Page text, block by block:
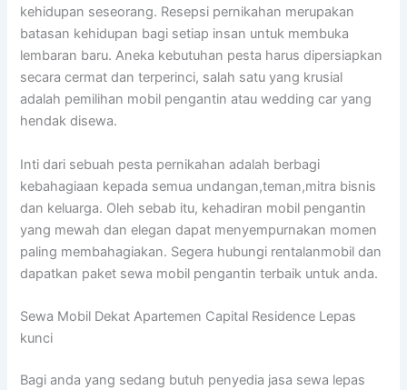
kehidupan seseorang. Resepsi pernikahan merupakan
batasan kehidupan bagi setiap insan untuk membuka
lembaran baru. Aneka kebutuhan pesta harus dipersiapkan
secara cermat dan terperinci, salah satu yang krusial
adalah pemilihan mobil pengantin atau wedding car yang
hendak disewa.
Inti dari sebuah pesta pernikahan adalah berbagi
kebahagiaan kepada semua undangan,teman,mitra bisnis
dan keluarga. Oleh sebab itu, kehadiran mobil pengantin
yang mewah dan elegan dapat menyempurnakan momen
paling membahagiakan. Segera hubungi rentalanmobil dan
dapatkan paket sewa mobil pengantin terbaik untuk anda.
Sewa Mobil Dekat Apartemen Capital Residence Lepas
kunci
Bagi anda yang sedang butuh penyedia jasa sewa lepas